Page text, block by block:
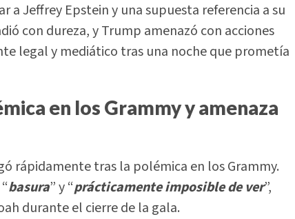
Jeffrey Epstein y una supuesta referencia a su
con dureza, y Trump amenazó con acciones
legal y mediático tras una noche que prometía
en los Grammy y amenaza
rápidamente tras la polémica en los Grammy.
basura” y “prácticamente imposibledever”,
durante el cierre de la gala.